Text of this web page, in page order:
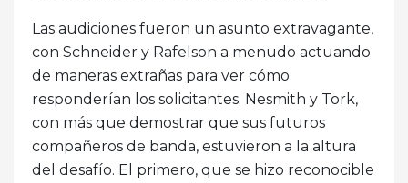
Las audiciones fueron un asunto extravagante,
con Schneider y Rafelson a menudo actuando
de maneras extrañas para ver cómo
responderían los solicitantes. Nesmith y Tork,
con más que demostrar que sus futuros
compañeros de banda, estuvieron a la altura
del desafío. El primero, que se hizo reconocible